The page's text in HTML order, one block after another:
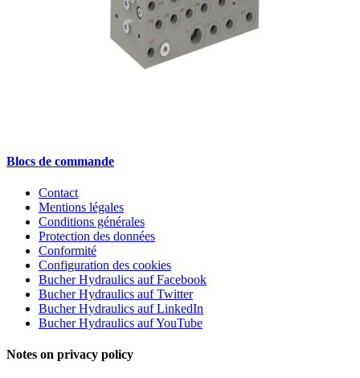
Blocs de commande
Contact
Mentions légales
Conditions générales
Protection des données
Conformité
Configuration des cookies
Bucher Hydraulics auf Facebook
Bucher Hydraulics auf Twitter
Bucher Hydraulics auf LinkedIn
Bucher Hydraulics auf YouTube
Notes on privacy policy